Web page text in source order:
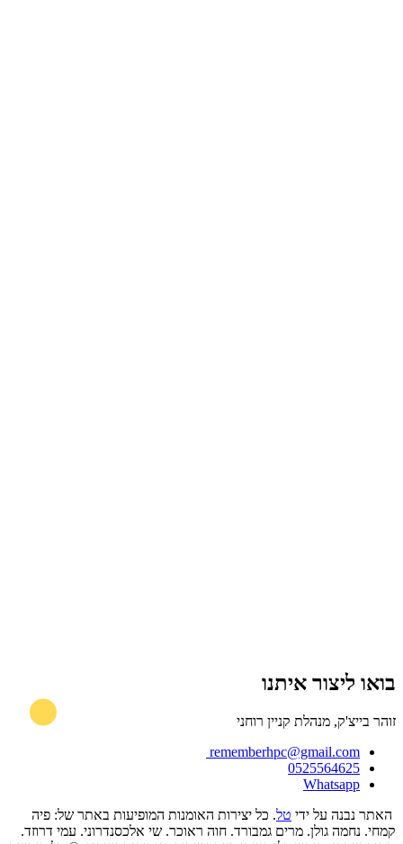
בואו ליצור איתנו
זוהר בייצ'ק, מנהלת קניין רוחני
rememberhpc@gmail.com
0525564625
Whatsapp
האתר נבנה על ידי טל. כל יצירות האומנות המופיעות באתר של: פיה
קמחי. נחמה גולן. מרים גמבורד. חוה ראוכר. שי אלכסנדרוני. עמי דרוזד.